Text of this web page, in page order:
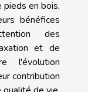
pieds en bois,
bénéfices
des
et de
l'évolution
contribution